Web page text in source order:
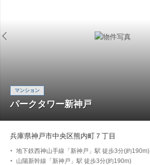
マンション
パークタワー新神戸
兵庫県神戸市中央区熊内町７丁目
地下鉄西神山手線「新神戸」駅 徒歩3分(約190m)
山陽新幹線「新神戸」駅 徒歩3分(約190m)